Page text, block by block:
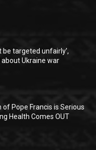
be targeted unfairly’,
Ukraine war
of Pope Francis is Serious
Health Comes OUT